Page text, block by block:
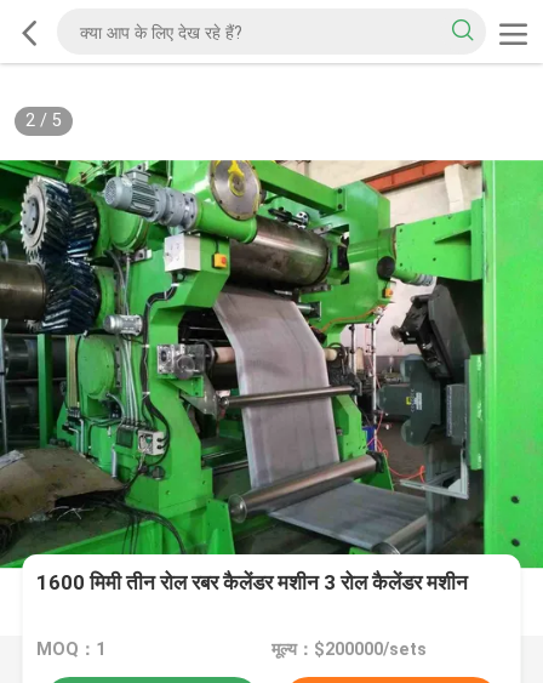
2/ 5
1600 मिमी तीन रोल रबर कैलेंडर मशीन 3 रोल कैलेंडर मशीन
MOQ：1 मूल्य：$200000/sets